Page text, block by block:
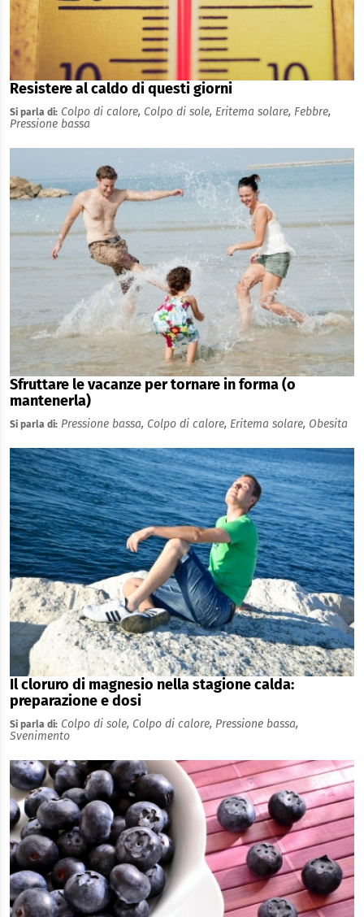
Resistere al caldo di questi giorni
Si parla di: Colpo di calore, Colpo di sole, Eritema solare, Febbre,
Pressione bassa
Sfruttare le vacanze per tornare in forma (o
mantenerla)
Si parla di: Pressione bassa, Colpo di calore, Eritema solare, Obesita
Il cloruro di magnesio nella stagione calda:
preparazione e dosi
Si parla di: Colpo di sole, Colpo di calore, Pressione bassa,
Svenimento